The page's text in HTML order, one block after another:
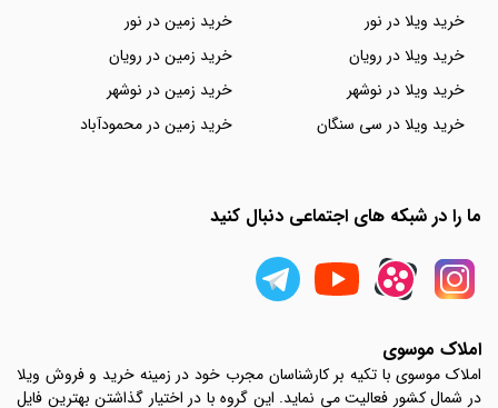
خرید ویلا در نور
خرید ویلا در رویان
خرید ویلا در نوشهر
خرید ویلا در سی سنگان
خرید زمین در نور
خرید زمین در رویان
خرید زمین در نوشهر
خرید زمین در محمودآباد
ما را در شبکه های اجتماعی دنبال کنید
املاک موسوی
املاک موسوی با تکیه بر کارشناسان مجرب خود در زمینه خرید و فروش ویلا
در شمال کشور فعالیت می نماید. این گروه با در اختیار گذاشتن بهترین فایل